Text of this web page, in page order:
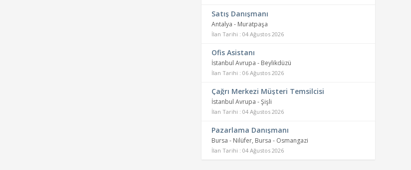
Satış Danışmanı
Antalya - Muratpaşa
İlan Tarihi : 04 Ağustos 2026
Ofis Asistanı
İstanbul Avrupa - Beylikdüzü
İlan Tarihi : 06 Ağustos 2026
Çağrı Merkezi Müşteri Temsilcisi
İstanbul Avrupa - Şişli
İlan Tarihi : 04 Ağustos 2026
Pazarlama Danışmanı
Bursa - Nilüfer, Bursa - Osmangazi
İlan Tarihi : 04 Ağustos 2026